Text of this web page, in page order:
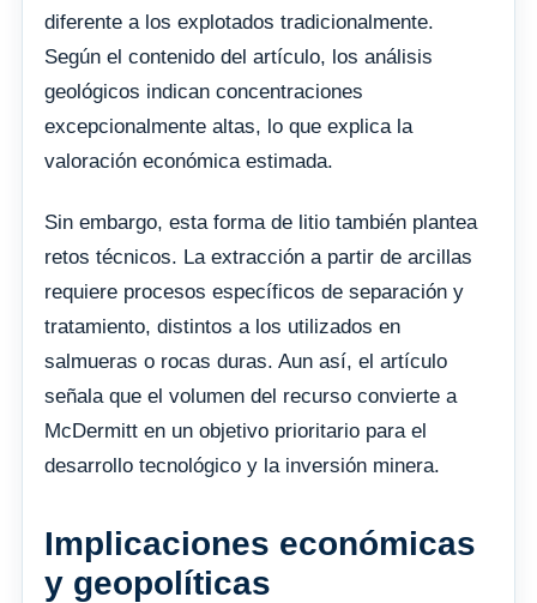
diferente a los explotados tradicionalmente.
Según el contenido del artículo, los análisis
geológicos indican concentraciones
excepcionalmente altas, lo que explica la
valoración económica estimada.
Sin embargo, esta forma de litio también plantea
retos técnicos. La extracción a partir de arcillas
requiere procesos específicos de separación y
tratamiento, distintos a los utilizados en
salmueras o rocas duras. Aun así, el artículo
señala que el volumen del recurso convierte a
McDermitt en un objetivo prioritario para el
desarrollo tecnológico y la inversión minera.
Implicaciones económicas
y geopolíticas